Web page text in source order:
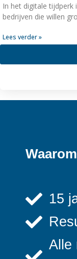
In het digitale tijdperk
bedrijven die willen
Lees verder »
15
Alle